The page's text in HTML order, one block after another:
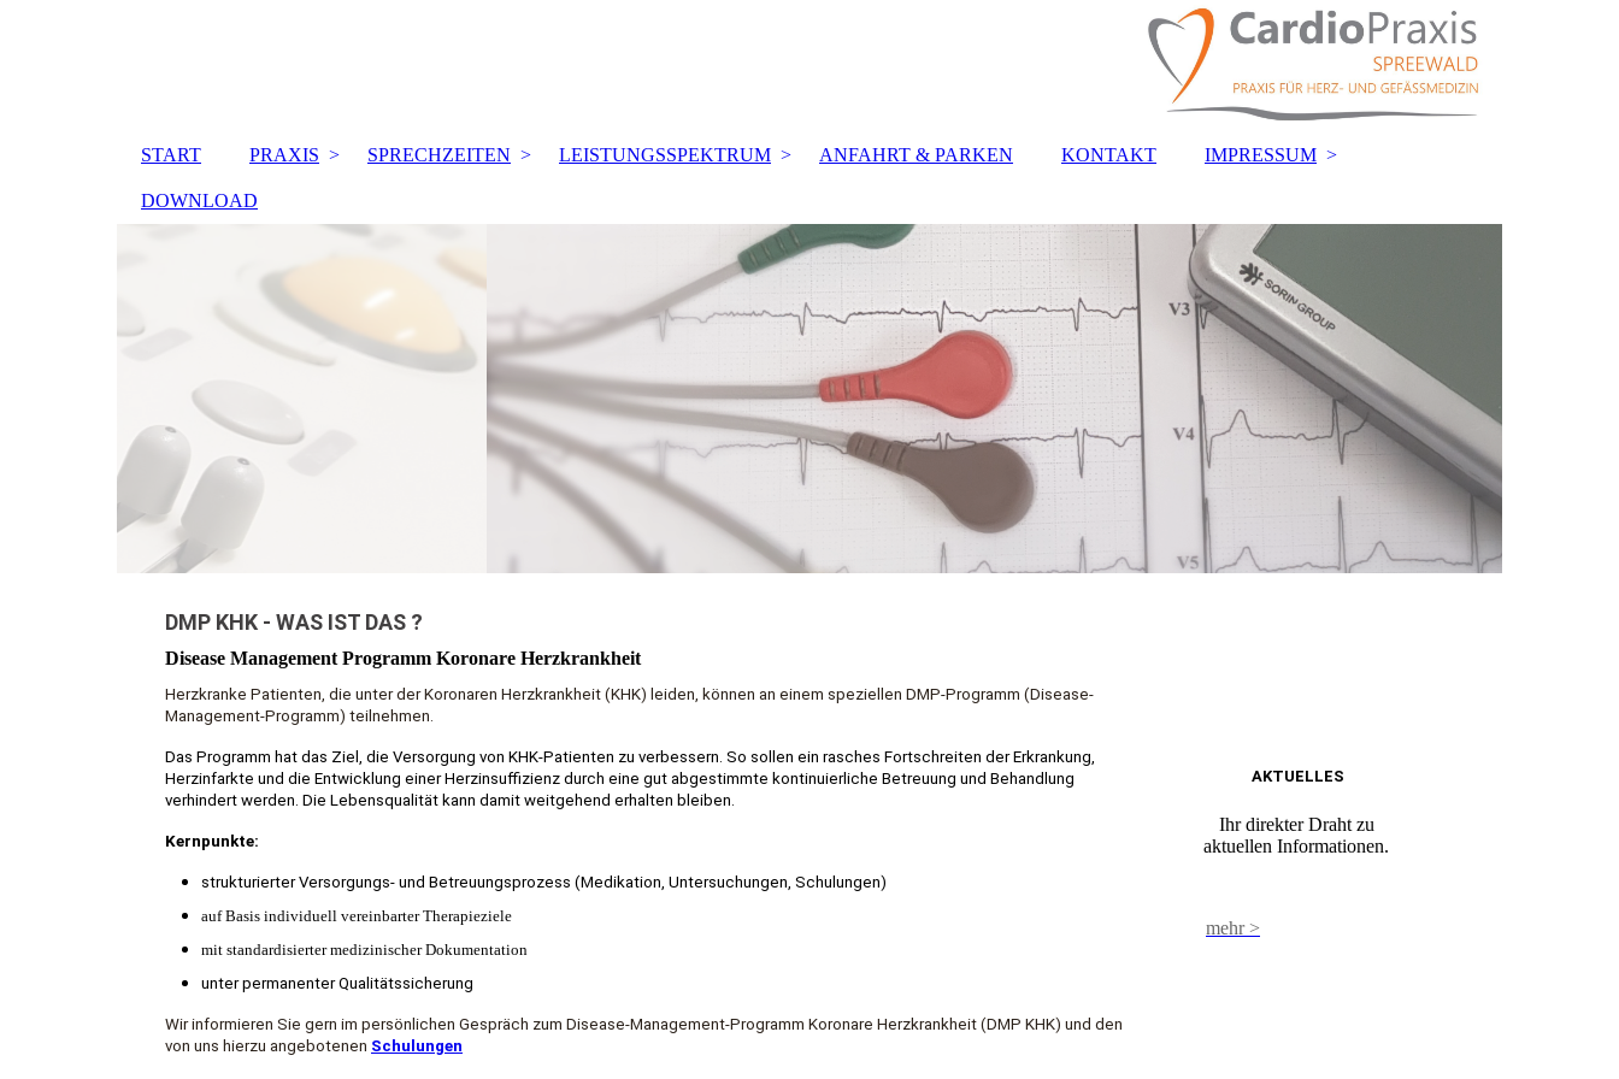
START PRAXIS SPRECHZEITEN LEISTUNGSSPEKTRUM ANFAHRT & PARKEN KONTAKT IMPRESSUM
DOWNLOAD
DMP KHK - WAS IST DAS ?
Disease Management Programm Koronare Herzkrankheit
Herzkranke Patienten, die unter der Koronaren Herzkrankheit (KHK) leiden, können an einem speziellen DMP-Programm (Disease-
Management-Programm) teilnehmen.
Das Programm hat das Ziel, die Versorgung von KHK-Patienten zu verbessern. So sollen ein rasches Fortschreiten der Erkrankung,
Herzinfarkte und die Entwicklung einer Herzinsuffizienz durch eine gut abgestimmte kontinuierliche Betreuung und Behandlung
verhindert werden. Die Lebensqualität kann damit weitgehend erhalten bleiben.
Kernpunkte:
strukturierter Versorgungs- und Betreuungsprozess (Medikation, Untersuchungen, Schulungen)
auf Basis individuell vereinbarter Therapieziele
mit standardisierter medizinischer Dokumentation
unter permanenter Qualitätssicherung
Wir informieren Sie gern im persönlichen Gespräch zum Disease-Management-Programm Koronare Herzkrankheit (DMP KHK) und den
von uns hierzu angebotenen Schulungen
AKTUELLES
Ihr direkter Draht zu
aktuellen Informationen.
mehr >